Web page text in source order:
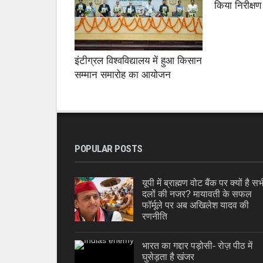
इंटीग्रल विश्वविद्यालय में हुआ किसान
सम्मान समारोह का आयोजन
किया निरीक्षण
POPULAR POSTS
यूपी में ब्राह्मण वोट बैंक पर क्यों है
दलों की नजर? मायावती के सफल
फॉर्मूले पर अब अखिलेश यादव की
रणनीति
भारत का गद्दार पड़ोसी- रोज़ पीठ में
घुसेड़ता है खंजर